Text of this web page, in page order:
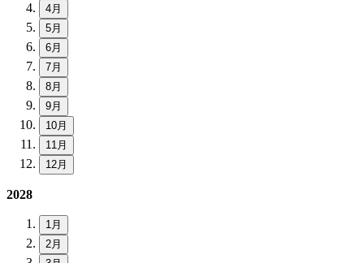
4月
5月
6月
7月
8月
9月
10月
11月
12月
2028
1月
2月